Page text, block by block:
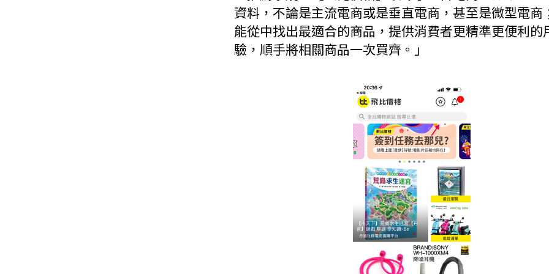
資料，不論是主流電商或是垂直電商，甚至是微型電商
能從中找出最適合的商品，提供消費者更精準更便利的
驗，順手將相關商品一次買齊。」